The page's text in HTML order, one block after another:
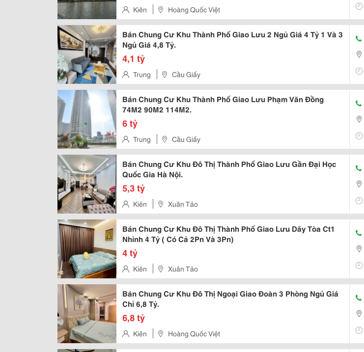
Kiên Hoàng Quốc Việt
Bán Chung Cư Khu Thành Phố Giao Lưu 2 Ngủ Giá 4 Tỷ 1 Và 3
Ngủ Giá 4,8 Tỷ.
4,1 tỷ
Trung Cầu Giấy
Bán Chung Cư Khu Thành Phố Giao Lưu Phạm Văn Đồng
74M2 90M2 114M2.
6 tỷ
Trung Cầu Giấy
Bán Chung Cư Khu Đô Thị Thành Phố Giao Lưu Gần Đại Học
Quốc Gia Hà Nội.
5,3 tỷ
Kiên Xuân Tảo
Bán Chung Cư Khu Đô Thị Thành Phố Giao Lưu Dãy Tòa Ct1
Nhỉnh 4 Tỷ ( Có Cả 2Pn Và 3Pn)
4 tỷ
Kiên Xuân Tảo
Bán Chung Cư Khu Đô Thị Ngoại Giao Đoàn 3 Phòng Ngủ Giá
Chỉ 6,8 Tỷ.
6,8 tỷ
Kiên Hoàng Quốc Việt